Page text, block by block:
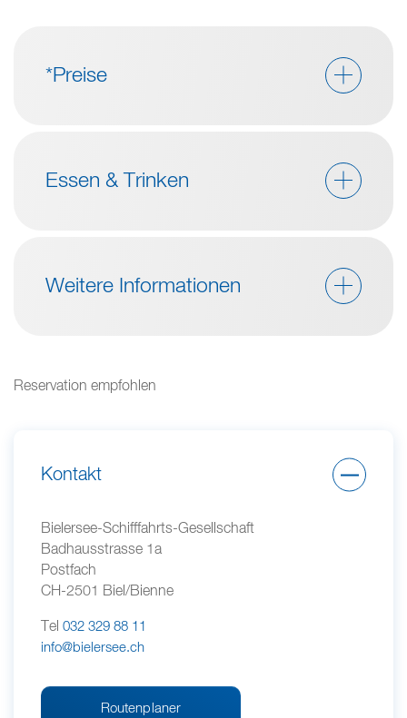
*Preise
Essen & Trinken
Weitere Informationen
Reservation empfohlen
Kontakt
Bielersee-Schifffahrts-Gesellschaft
Badhausstrasse 1a
Postfach
CH-2501 Biel/Bienne
Tel 032 329 88 11
info@bielersee.ch
Routenplaner